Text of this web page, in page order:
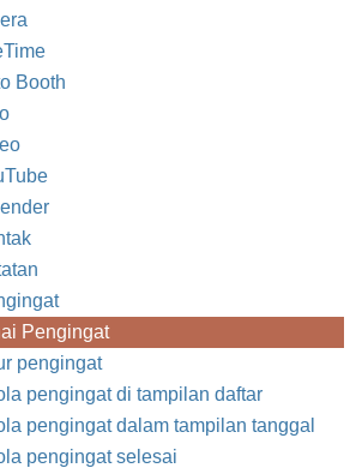
Booth
Pengingat
pengingat
pengingat di tampilan daftar
pengingat dalam tampilan tanggal
pengingat selesai